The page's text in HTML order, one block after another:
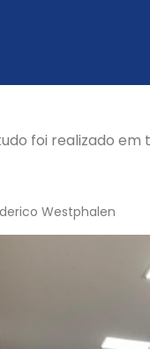
foi realizado em
Westphalen